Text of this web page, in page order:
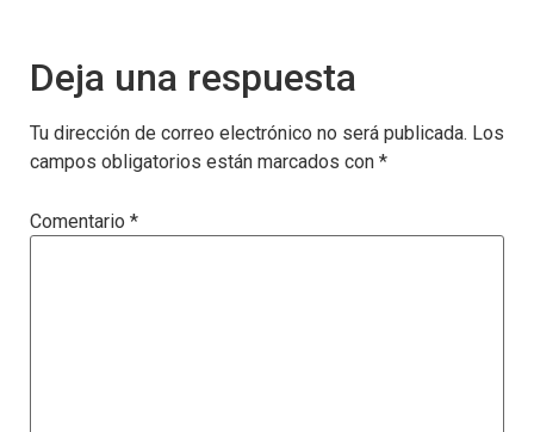
Deja una respuesta
Tu dirección de correo electrónico no será publicada. Los
campos obligatorios están marcados con *
Comentario *